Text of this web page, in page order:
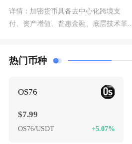
详情： 加密货币具备去中心化跨境支
付、资产增值、普惠金融、底层技术革...
热门币种
OS76
$7.99
OS76/USDT +5.07%